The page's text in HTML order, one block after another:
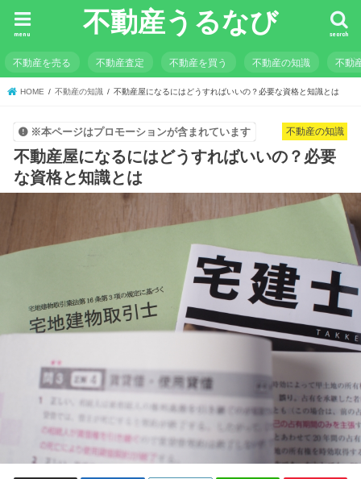
不動産うるなび search
menu
不動産を売る 不動産査定 不動産を買う 不動産の知識 不動
HOME 不動産の知識 不動産屋になるにはどうすればいいの？必要な資格と知識とは
不動産の知識
※本ページはプロモーションが含まれています
不動産屋になるにはどうすればいいの？必要
な資格と知識とは